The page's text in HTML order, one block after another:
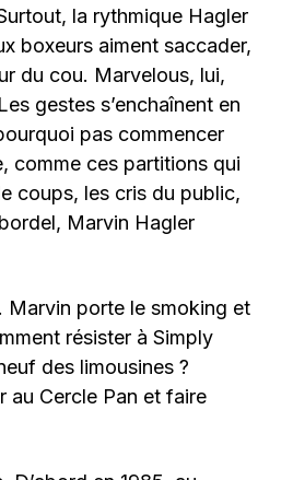
la rythmique Hagler
boxeurs aiment saccader,
du cou. Marvelous, lui,
gestes s’enchaînent en
pas commencer
comme ces partitions qui
coups, les cris du public,
Marvin Hagler
Marvin porte le smoking et
résister à Simply
des limousines ?
au Cercle Pan et faire